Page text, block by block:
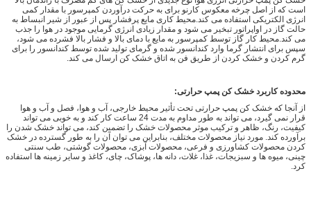
است که از اصل چرخه معکوس کارنو برای به حرکت درآوردن کمپرسور با مقدار کمی
انرژی الکتریکی استفاده می کند.محیط کاری مایع پرفشار پس از عبور از شیر انبساط به
حالت گاز در اواپراتور تبخیر می شود و مقدار زیادی انرژی گرمایی موجود در هوا را جذب
می کند.محیط کار گاز توسط کمپرسور به مایع با دمای بالا و فشار بالا فشرده می شود،
سپس برای انتشار گرما وارد کندانسور شده و گرمای تولید شده توسط کندانسور را برای
گرم کردن و خشک کردن از طریق فن به اتاق خشک کن ارسال می کند.
محدوده کاربرد خشک کن پمپ حرارتی:
از آنجا که خشک کن پمپ حرارتی تحت تأثیر محیط خارجی، آب و هوا، فصل و آب و هوا
قرار نمی گیرد، می تواند به طور مداوم به مدت 24 ساعت کار کند و به خوبی می تواند
کیفیت، رنگ، ظاهر و ترکیب موثر محصولات خشک را تضمین کند، می تواند خشک شدن را
برآورده کند. مورد نیاز محصولات مختلف، بنابراین می توان آن را به طور گسترده در خشک
کردن محصولات کشاورزی و فرعی، محصولات آبزی، محصولات گوشتی، طب سنتی
چینی، میوه ها و سبزیجات، غذا، غلات، دانه ها، پوشاک، چای، کاغذ و سایر زمینه ها استفاده
کرد.